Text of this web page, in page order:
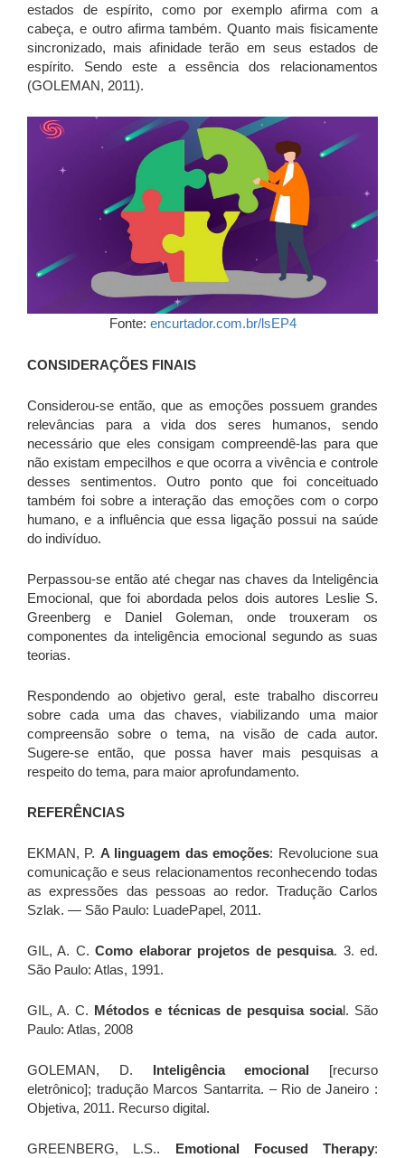
estados de espírito, como por exemplo afirma com a
cabeça, e outro afirma também. Quanto mais fisicamente
sincronizado, mais afinidade terão em seus estados de
espírito. Sendo este a essência dos relacionamentos
(GOLEMAN, 2011).
Fonte: encurtador.com.br/lsEP4
CONSIDERAÇÕES FINAIS
Considerou-se então, que as emoções possuem grandes
relevâncias para a vida dos seres humanos, sendo
necessário que eles consigam compreendê-las para que
não existam empecilhos e que ocorra a vivência e controle
desses sentimentos. Outro ponto que foi conceituado
também foi sobre a interação das emoções com o corpo
humano, e a influência que essa ligação possui na saúde
do indivíduo.
Perpassou-se então até chegar nas chaves da Inteligência
Emocional, que foi abordada pelos dois autores Leslie S.
Greenberg e Daniel Goleman, onde trouxeram os
componentes da inteligência emocional segundo as suas
teorias.
Respondendo ao objetivo geral, este trabalho discorreu
sobre cada uma das chaves, viabilizando uma maior
compreensão sobre o tema, na visão de cada autor.
Sugere-se então, que possa haver mais pesquisas a
respeito do tema, para maior aprofundamento.
REFERÊNCIAS
EKMAN, P. A linguagem das emoções: Revolucione sua
comunicação e seus relacionamentos reconhecendo todas
as expressões das pessoas ao redor. Tradução Carlos
Szlak. — São Paulo: LuadePapel, 2011.
GIL, A. C. Como elaborar projetos de pesquisa. 3. ed.
São Paulo: Atlas, 1991.
GIL, A. C. Métodos e técnicas de pesquisa social. São
Paulo: Atlas, 2008
GOLEMAN, D. Inteligência emocional
[recurso
eletrônico]; tradução Marcos Santarrita. – Rio de Janeiro :
Objetiva, 2011. Recurso digital.
GREENBERG, L.S.. Emotional Focused Therapy: